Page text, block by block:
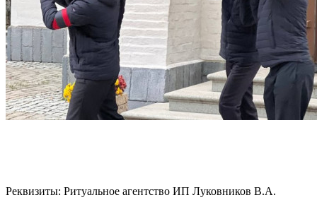
Реквизиты: Ритуальное агентство ИП Луковников В.А.